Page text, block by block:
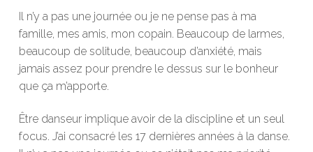
Il n’y a pas une journée ou je ne pense pas à ma
famille, mes amis, mon copain. Beaucoup de larmes,
beaucoup de solitude, beaucoup d’anxiété, mais
jamais assez pour prendre le dessus sur le bonheur
que ça m’apporte.
Être danseur implique avoir de la discipline et un seul
focus. J’ai consacré les 17 dernières années à la danse.